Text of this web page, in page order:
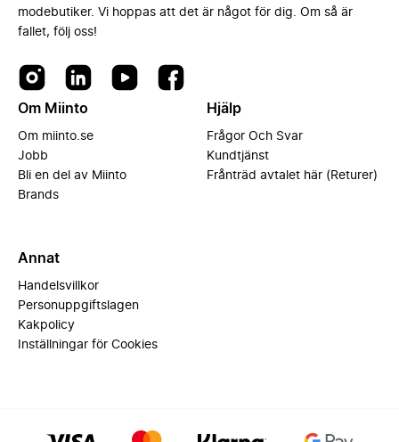
modebutiker. Vi hoppas att det är något för dig. Om så är
fallet, följ oss!
Om Miinto
Om miinto.se
Jobb
Bli en del av Miinto
Brands
Hjälp
Frågor Och Svar
Kundtjänst
Frånträd avtalet här (Returer)
Annat
Handelsvillkor
Personuppgiftslagen
Kakpolicy
Inställningar för Cookies